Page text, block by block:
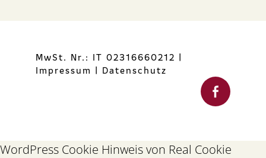
MwSt. Nr.: IT 02316660212 |
Impressum | Datenschutz
WordPress Cookie Hinweis von Real Cookie